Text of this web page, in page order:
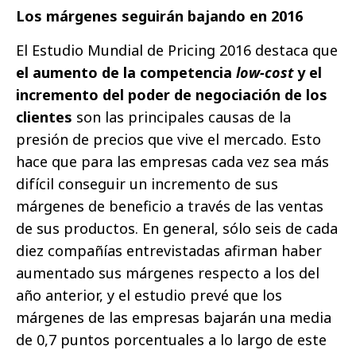
Los márgenes seguirán bajando en 2016
El Estudio Mundial de Pricing 2016 destaca que
el aumento de la competencia low-costy el
incremento del poder de negociación de los
clientes son las principales causas de la
presión de precios que vive el mercado. Esto
hace que para las empresas cada vez sea más
difícil conseguir un incremento de sus
márgenes de beneficio a través de las ventas
de sus productos. En general, sólo seis de cada
diez compañías entrevistadas afirman haber
aumentado sus márgenes respecto a los del
año anterior, y el estudio prevé que los
márgenes de las empresas bajarán una media
de 0,7 puntos porcentuales a lo largo de este